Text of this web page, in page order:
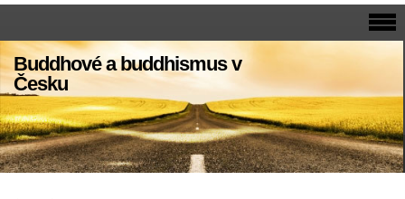
Buddhové a buddhismus v
Česku